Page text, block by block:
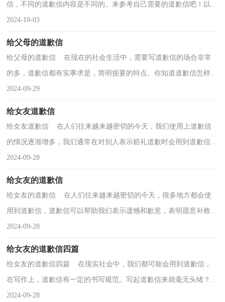
信，不同的道歉信内容是不同的。来参考自己需要的道歉信吧！以下
是小编收集整理的老公给老婆的道歉信5篇，供大家参...
2024-10-03
给父母的道歉信
给父母的道歉信 在现在的社会生活中，需要写道歉信的场合非常
的多，道歉信都有实事求是，简明扼要的特点。你知道道歉信怎样才
能写的好吗？以下是小编精心整理的给父母的道歉信，希...
2024-09-29
给女友道歉信
给女友道歉信 在人们往来越来越密切的今天，我们使用上道歉信
的情况逐渐增多，我们通常在对别人表示赔礼道歉时会用到道歉信。
相信写道歉信是一个让许多人都头痛的问题，下面是...
2024-09-28
给女友的道歉信
给女友的道歉信 在人们往来越来越密切的今天，很多地方都会使
用到道歉信，道歉信可以帮助我们表示遗憾和歉意，表明愿意补救的
愿望，提出建议或安排。大家知道道歉信的格式吗？下面...
2024-09-28
给女友的道歉信四篇
给女友的道歉信四篇 在现实社会中，我们都可能会用到道歉信，
在写作上，道歉信有一定的书写规范。写起道歉信来就毫无头绪？下
面是小编收集整理的给女友的道歉信4篇，仅供参考，欢迎...
2024-09-28